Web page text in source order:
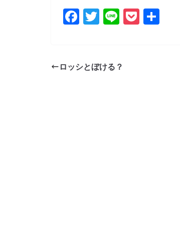
F
e
T
er
Li P
ロッシとぼける？